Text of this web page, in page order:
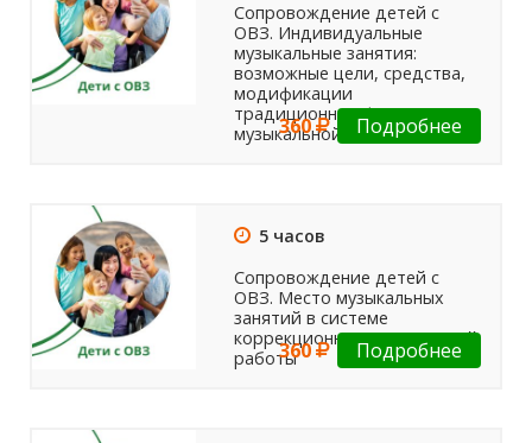
Сопровождение детей с
ОВЗ. Индивидуальные
музыкальные занятия:
возможные цели, средства,
модификации
традиционных форм
музыкальной деятельности
360 Подробнее
5 часов
Сопровождение детей с
ОВЗ. Место музыкальных
занятий в системе
коррекционно-развивающей
работы360 Подробнее